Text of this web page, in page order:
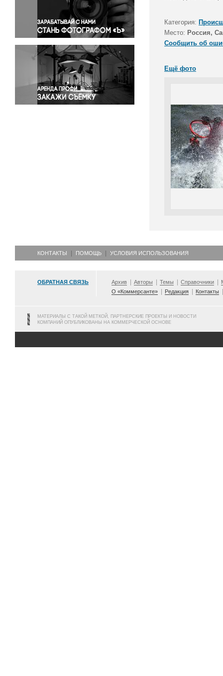
Правосудие
Происшествия и конфликты
Религия
Светская жизнь
Спорт
Экология
Экономика и бизнес
Категория:
Место: Россия,
Сообщить об
Ещё фото
КОНТАКТЫ ПОМОЩЬ УСЛОВИЯ ИСПОЛЬЗОВАНИЯ
ОБРАТНАЯ СВЯЗЬ Архив Авторы Темы Справочники
О «Коммерсанте»
Редакция Контакты
МАТЕРИАЛЫ С ТАКОЙ МЕТКОЙ, ПАРТНЕРСКИЕ ПРОЕКТЫ И НОВОСТИ
КОМПАНИЙ ОПУБЛИКОВАНЫ НА КОММЕРЧЕСКОЙ ОСНОВЕ